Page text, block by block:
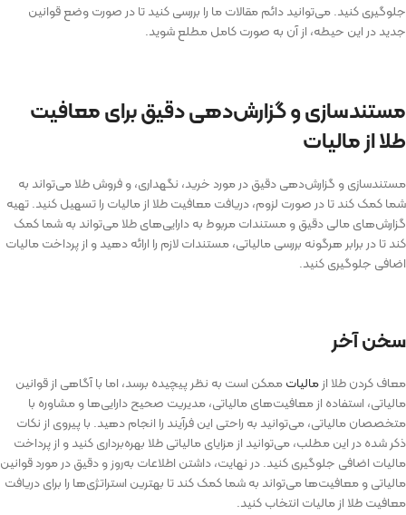
جلوگیری کنید. می‌­توانید دائم مقالات ما را بررسی کنید تا در صورت وضع قوانین
جدید در این حیطه، از آن به­ صورت کامل مطلع شوید.
مستندسازی و گزارش‌دهی دقیق برای معافیت
طلا از مالیات
مستندسازی و گزارش‌دهی دقیق در مورد خرید، نگهداری، و فروش طلا می‌تواند به
شما کمک کند تا در صورت لزوم، دریافت معافیت طلا از مالیات را تسهیل کنید. تهیه
گزارش‌های مالی دقیق و مستندات مربوط به دارایی‌های طلا می‌تواند به شما کمک
کند تا در برابر هرگونه بررسی مالیاتی، مستندات لازم را ارائه دهید و از پرداخت مالیات
اضافی جلوگیری کنید.
سخن آخر
معاف کردن طلا ازمالیاتممکن است به نظر پیچیده برسد، اما با آگاهی از قوانین
مالیاتی، استفاده از معافیت‌های مالیاتی، مدیریت صحیح دارایی‌ها و مشاوره با
متخصصان مالیاتی، می‌توانید به راحتی این فرآیند را انجام دهید. با پیروی از نکات
ذکر شده در این مطلب، می‌توانید از مزایای مالیاتی طلا بهره‌برداری کنید و از پرداخت
مالیات اضافی جلوگیری کنید. در نهایت، داشتن اطلاعات به‌روز و دقیق در مورد قوانین
مالیاتی و معافیت‌ها می‌تواند به شما کمک کند تا بهترین استراتژی‌ها را برای دریافت
معافیت طلا از مالیات انتخاب کنید.